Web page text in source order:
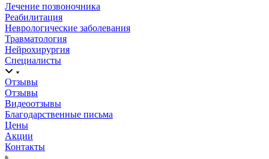
Лечение позвоночника
Реабилитация
Неврологические заболевания
Травматология
Нейрохирургия
Специалисты
Отзывы
Отзывы
Видеоотзывы
Благодарственные письма
Цены
Акции
Контакты